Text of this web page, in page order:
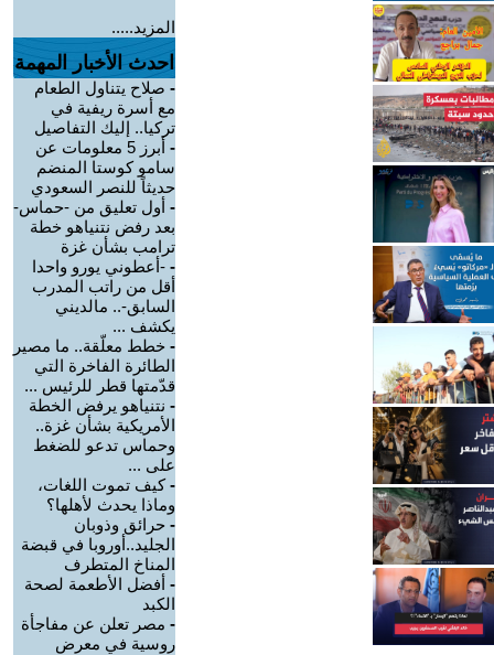
المزيد.....
احدث الأخبار المهمة
- صلاح يتناول الطعام
مع أسرة ريفية في
تركيا.. إليك التفاصيل
-
أبرز 5 معلومات عن
سامو كوستا المنضم
حديثاً للنصر السعودي
- أول تعليق من -حماس-
بعد رفض نتنياهو خطة
ترامب بشأن غزة
- -أعطوني يورو واحدا
أقل من راتب المدرب
السابق-.. مالديني
يكشف ...
- خطط معلّقة.. ما مصير
الطائرة الفاخرة التي
قدّمتها قطر للرئيس ...
- نتنياهو يرفض الخطة
الأمريكية بشأن غزة..
وحماس تدعو للضغط
على ...
-كيف تموت اللغات،
وماذا يحدث لأهلها؟
- حرائق وذوبان
الجليد..أوروبا في قبضة
المناخ المتطرف
- أفضل الأطعمة لصحة
الكبد
- مصر تعلن عن مفاجأة
روسية في معرض